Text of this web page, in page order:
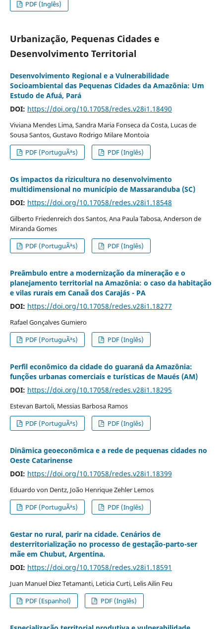
PDF (Inglês)
Urbanização, Pequenas Cidades e
Desenvolvimento Territorial
Desenvolvimento Regional e a Vulnerabilidade
Socioambiental das Pequenas Cidades da Amazônia: Um
Estudo de Afuá, Pará
DOI: https://doi.org/10.17058/redes.v28i1.18490
Viviana Mendes Lima, Sandra Maria Fonseca da Costa, Lucas de
Sousa Santos, Gustavo Rodrigo Milare Montoia
PDF (PortuguÃªs)
PDF (Inglês)
Os impactos da rizicultura no desenvolvimento
multidimensional no município de Massaranduba (SC)
DOI: https://doi.org/10.17058/redes.v28i1.18548
Gilberto Friedenreich dos Santos, Ana Paula Tabosa, Anderson de
Miranda Gomes
PDF (PortuguÃªs)
PDF (Inglês)
Preâmbulo entre a modernização da mineração e o
planejamento territorial na Amazônia: o caso da habitação
e vilas rurais em Canaã dos Carajás - PA
DOI: https://doi.org/10.17058/redes.v28i1.18277
Rafael Gonçalves Gumiero
PDF (PortuguÃªs)
PDF (Inglês)
Perfil econômico da cidade do guaraná da Amazônia:
funções urbanas comerciais e turísticas de Maués (AM)
DOI: https://doi.org/10.17058/redes.v28i1.18295
Estevan Bartoli, Messias Barbosa Ramos
PDF (PortuguÃªs)
PDF (Inglês)
Dinâmica geoeconômica e a rede de pequenas cidades no
Oeste Catarinense
DOI: https://doi.org/10.17058/redes.v28i1.18399
Eduardo von Dentz, João Henrique Zehler Lemos
PDF (PortuguÃªs)
PDF (Inglês)
Gestar no rural, parir na cidade. Cenários de
desterritorialização no processo de gestação-parto-ser
mãe em Chubut, Argentina.
DOI: https://doi.org/10.17058/redes.v28i1.18591
Juan Manuel Diez Tetamanti, Leticia Curti, Lelis Ailin Feu
PDF (Espanhol)
PDF (Inglês)